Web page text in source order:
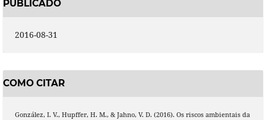
PUBLICADO
2016-08-31
COMO CITAR
González, I. V., Hupffer, H. M., & Jahno, V. D. (2016). Os riscos ambientais da